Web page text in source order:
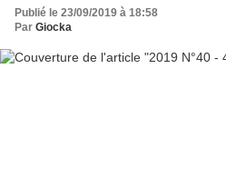
Publié le 23/09/2019 à 18:58
Par Giocka